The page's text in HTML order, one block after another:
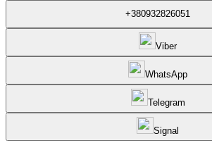
+380932826051
Viber
WhatsApp
Telegram
Signal